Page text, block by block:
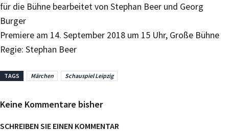
für die Bühne bearbeitet von Stephan Beer und Georg
Burger
Premiere am 14. September 2018 um 15 Uhr, Große Bühne
Regie: Stephan Beer
TAGS Märchen Schauspiel Leipzig
Keine Kommentare bisher
SCHREIBEN SIE EINEN KOMMENTAR